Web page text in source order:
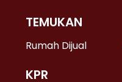
TEMUKAN
Rumah Dijual
KPR